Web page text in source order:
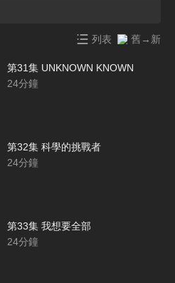
列表 舊→新
第31集 UNKNOWN KNOWN
24分鐘
第32集 科學的挑戰者
24分鐘
第33集 我想要全部
24分鐘